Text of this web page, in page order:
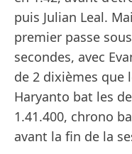
puis Julian Leal.
premier passe
secondes, avec
de 2 dixièmes que
Haryanto bat les
1.41.400, chrono
avant la fin de la